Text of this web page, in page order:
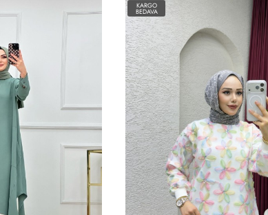
KARGO
BEDAVA